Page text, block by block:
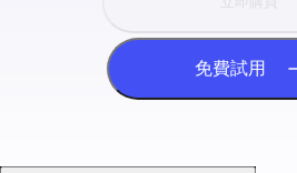
免費試用